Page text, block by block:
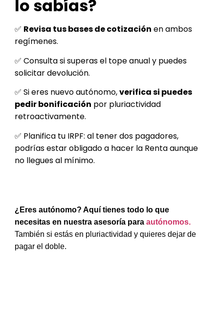
lo sabías?
✅ Revisa tus bases de cotización en ambos
regímenes.
✅ Consulta si superas el tope anual y puedes
solicitar devolución.
✅ Si eres nuevo autónomo,verifica si puedes
pedir bonificación por pluriactividad
retroactivamente.
✅ Planifica tu IRPF: al tener dos pagadores,
podrías estar obligado a hacer la Renta aunque
no llegues al mínimo.
¿Eres autónomo? Aquí tienes todo lo que
necesitas en nuestra asesoría para autónomos.
También si estás en pluriactividad y quieres dejar de
pagar el doble.